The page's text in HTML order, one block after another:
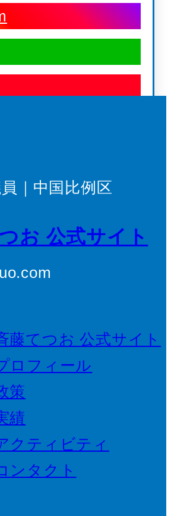
｜中国比例区
お 公式サイト
藤てつお 公式サイト
ロフィール
策
績
クティビティ
ンタクト